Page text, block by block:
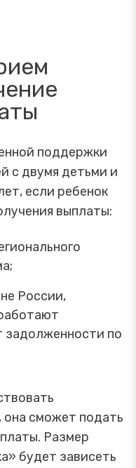
поддержки
с двумя детьми и
если ребенок
выплаты:
России,
задолженности по
она сможет подать
Размер
будет зависеть